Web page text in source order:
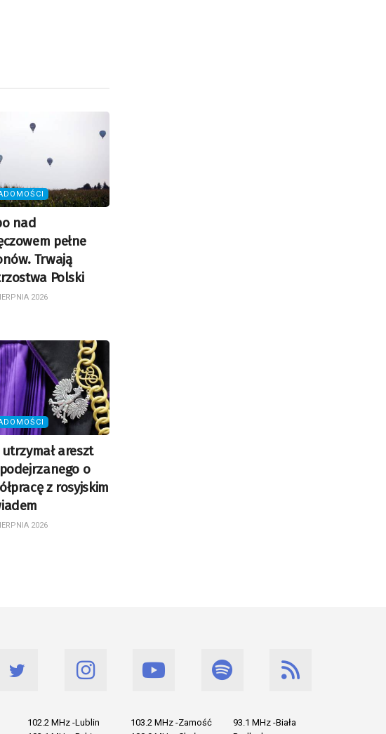
nad
pełne
Trwają
Polski
2026
areszt
o
z rosyjskim
2026
102.2 MHz -Lublin
103.2 MHz -Zamość
93.1 MHz -Biała